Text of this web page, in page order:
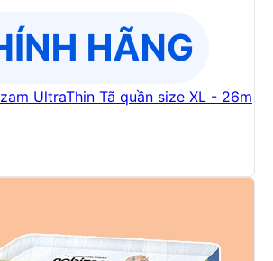
UltraThin Tã quần size XL - 26m